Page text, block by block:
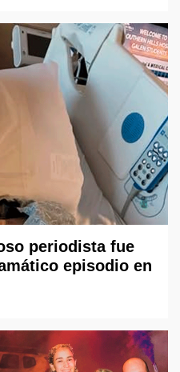
periodista fue
episodio en